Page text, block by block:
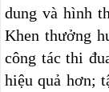
dung và hình
Khen thưởng
công tác thi
hiệu quả hơn;